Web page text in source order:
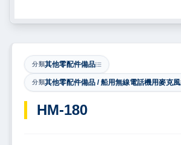
分類其他零配件備品
分類其他零配件備品 / 船用無線電話機用麥克風
​HM-180